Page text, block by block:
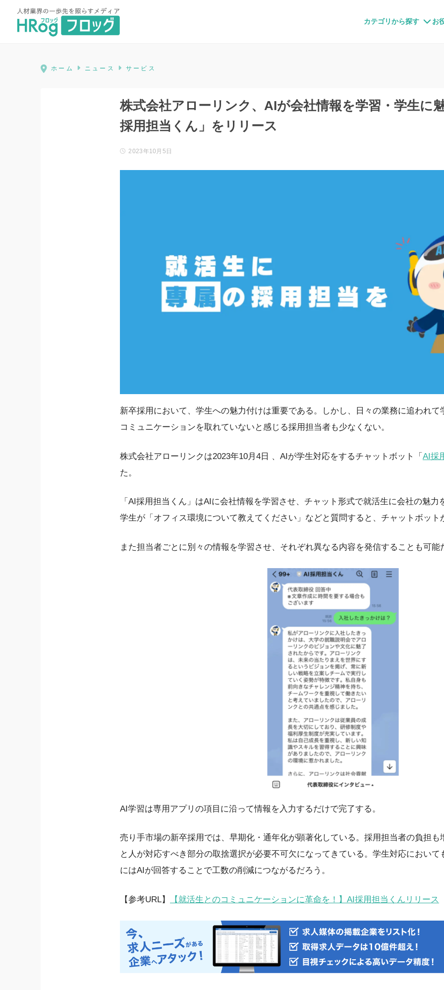
カテゴリから探す お
HRog | 人材業界の一歩先を照らすメディア
ホーム ニュース サービス
株式会社アローリンク、AIが会社情報を学習・学生に
採用担当くん」をリリース
2023年10月5日
新卒採用において、学生への魅力付けは重要である。しかし、日々の業務に追われ
コミュニケーションを取れていないと感じる採用担当者も少なくない。
株式会社アローリンクは2023年10月4日 、AIが学生対応をするチャットボット「 AI採
た。
「AI採用担当くん」はAIに会社情報を学習させ、チャット形式で就活生に会社の魅
学生が「オフィス環境について教えてください」などと質問すると、チャットボット
また担当者ごとに別々の情報を学習させ、それぞれ異なる内容を発信することも可能
AI学習は専用アプリの項目に沿って情報を入力するだけで完了する。
売り手市場の新卒採用では、早期化・通年化が顕著化している。採用担当者の負担も
と人が対応すべき部分の取捨選択が必要不可欠になってきている。学生対応におい
にはAIが回答することで工数の削減につながるだろう。
【参考URL】 【就活生とのコミュニケーションに革命を！】AI採用担当くんリリース